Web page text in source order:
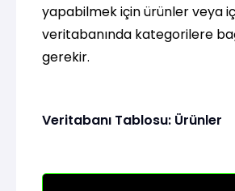
yapabilmek için ürünler veya
veritabanında kategorilere
gerekir.
Veritabanı Tablosu: Ürünler